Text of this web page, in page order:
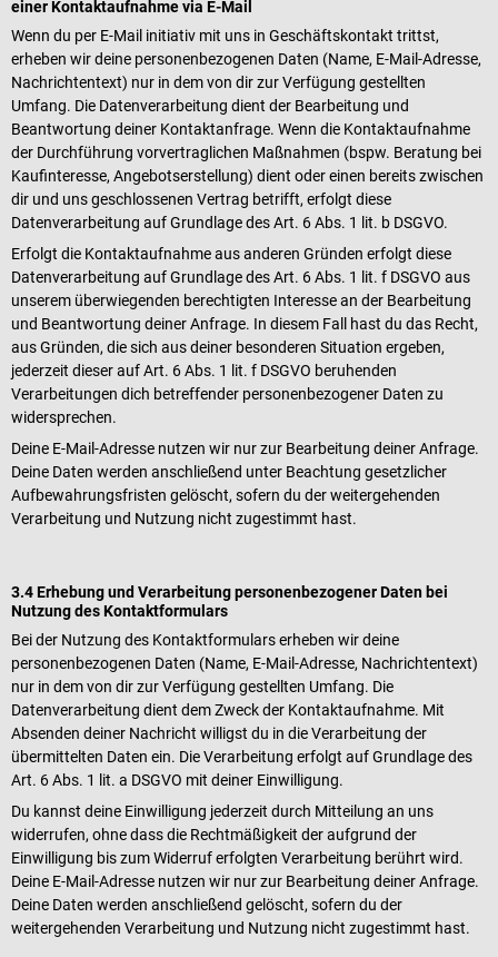
einer Kontaktaufnahme via E-Mail
Wenn du per E-Mail initiativ mit uns in Geschäftskontakt trittst,
erheben wir deine personenbezogenen Daten (Name, E-Mail-Adresse,
Nachrichtentext) nur in dem von dir zur Verfügung gestellten
Umfang. Die Datenverarbeitung dient der Bearbeitung und
Beantwortung deiner Kontaktanfrage. Wenn die Kontaktaufnahme
der Durchführung vorvertraglichen Maßnahmen (bspw. Beratung bei
Kaufinteresse, Angebotserstellung) dient oder einen bereits zwischen
dir und uns geschlossenen Vertrag betrifft, erfolgt diese
Datenverarbeitung auf Grundlage des Art. 6 Abs. 1 lit. b DSGVO.
Erfolgt die Kontaktaufnahme aus anderen Gründen erfolgt diese
Datenverarbeitung auf Grundlage des Art. 6 Abs. 1 lit. f DSGVO aus
unserem überwiegenden berechtigten Interesse an der Bearbeitung
und Beantwortung deiner Anfrage. In diesem Fall hast du das Recht,
aus Gründen, die sich aus deiner besonderen Situation ergeben,
jederzeit dieser auf Art. 6 Abs. 1 lit. f DSGVO beruhenden
Verarbeitungen dich betreffender personenbezogener Daten zu
widersprechen.
Deine E-Mail-Adresse nutzen wir nur zur Bearbeitung deiner Anfrage.
Deine Daten werden anschließend unter Beachtung gesetzlicher
Aufbewahrungsfristen gelöscht, sofern du der weitergehenden
Verarbeitung und Nutzung nicht zugestimmt hast.
3.4 Erhebung und Verarbeitung personenbezogener Daten bei
Nutzung des Kontaktformulars
Bei der Nutzung des Kontaktformulars erheben wir deine
personenbezogenen Daten (Name, E-Mail-Adresse, Nachrichtentext)
nur in dem von dir zur Verfügung gestellten Umfang. Die
Datenverarbeitung dient dem Zweck der Kontaktaufnahme. Mit
Absenden deiner Nachricht willigst du in die Verarbeitung der
übermittelten Daten ein. Die Verarbeitung erfolgt auf Grundlage des
Art. 6 Abs. 1 lit. a DSGVO mit deiner Einwilligung.
Du kannst deine Einwilligung jederzeit durch Mitteilung an uns
widerrufen, ohne dass die Rechtmäßigkeit der aufgrund der
Einwilligung bis zum Widerruf erfolgten Verarbeitung berührt wird.
Deine E-Mail-Adresse nutzen wir nur zur Bearbeitung deiner Anfrage.
Deine Daten werden anschließend gelöscht, sofern du der
weitergehenden Verarbeitung und Nutzung nicht zugestimmt hast.